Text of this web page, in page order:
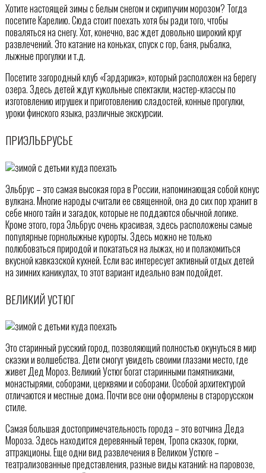
Хотите настоящей зимы с белым снегом и скрипучим морозом? Тогда
посетите Карелию. Сюда стоит поехать хотя бы ради того, чтобы
поваляться на снегу. Хот, конечно, вас ждет довольно широкий круг
развлечений. Это катание на коньках, спуск с гор, баня, рыбалка,
лыжные прогулки и т.д.
Посетите загородный клуб «Гардарика», который расположен на берегу
озера. Здесь детей ждут кукольные спектакли, мастер-классы по
изготовлению игрушек и приготовлению сладостей, конные прогулки,
уроки финского языка, различные экскурсии.
ПРИЭЛЬБРУСЬЕ
Эльбрус – это самая высокая гора в России, напоминающая собой конус
вулкана. Многие народы считали ее священной, она до сих пор хранит в
себе много тайн и загадок, которые не поддаются обычной логике.
Кроме этого, гора Эльбрус очень красивая, здесь расположены самые
популярные горнолыжные курорты. Здесь можно не только
полюбоваться природой и покататься на лыжах, но и полакомиться
вкусной кавказской кухней. Если вас интересует активный отдых детей
на зимних каникулах, то этот вариант идеально вам подойдет.
ВЕЛИКИЙ УСТЮГ
Это старинный русский город, позволяющий полностью окунуться в мир
сказки и волшебства. Дети смогут увидеть своими глазами место, где
живет Дед Мороз. Великий Устюг богат старинными памятниками,
монастырями, соборами, церквями и соборами. Особой архитектурой
отличаются и местные дома. Почти все они оформлены в старорусском
стиле.
Самая большая достопримечательность города – это вотчина Деда
Мороза. Здесь находится деревянный терем, Тропа сказок, горки,
аттракционы. Еще одни вид развлечения в Великом Устюге –
театрализованные представления, разные виды катаний: на паровозе,